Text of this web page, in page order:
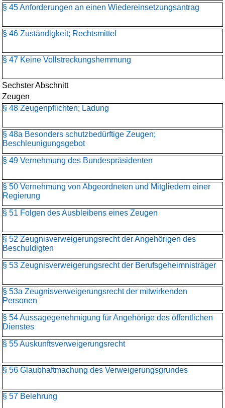
§ 45 Anforderungen an einen Wiedereinsetzungsantrag
§ 46 Zuständigkeit; Rechtsmittel
§ 47 Keine Vollstreckungshemmung
Sechster Abschnitt
Zeugen
§ 48 Zeugenpflichten; Ladung
§ 48a Besonders schutzbedürftige Zeugen;
Beschleunigungsgebot
§ 49 Vernehmung des Bundespräsidenten
§ 50 Vernehmung von Abgeordneten und Mitgliedern einer
Regierung
§ 51 Folgen des Ausbleibens eines Zeugen
§ 52 Zeugnisverweigerungsrecht der Angehörigen des
Beschuldigten
§ 53 Zeugnisverweigerungsrecht der Berufsgeheimnisträger
§ 53a Zeugnisverweigerungsrecht der mitwirkenden
Personen
§ 54 Aussagegenehmigung für Angehörige des öffentlichen
Dienstes
§ 55 Auskunftsverweigerungsrecht
§ 56 Glaubhaftmachung des Verweigerungsgrundes
§ 57 Belehrung